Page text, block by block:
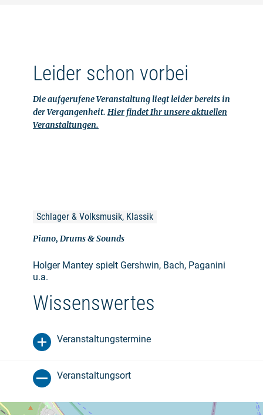
Leider schon vorbei
Die aufgerufene Veranstaltung liegt leider bereits in
der Vergangenheit. Hier findet Ihr unsere aktuellen
Veranstaltungen.
Schlager & Volksmusik, Klassik
Piano, Drums & Sounds
Holger Mantey spielt Gershwin, Bach, Paganini
u.a.
Wissenswertes
Veranstaltungstermine
Veranstaltungsort